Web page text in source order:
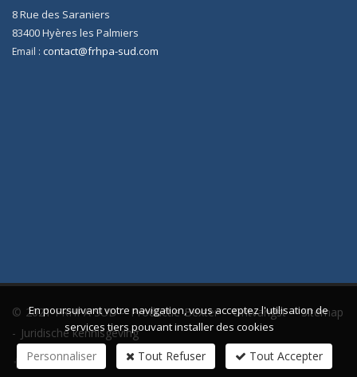
8 Rue des Saraniers
83400Hyères les Palmiers
Email : contact@frhpa-sud.com
© 2021 FRHPA SUD - Productie Bexter-Ontvangst-Sitemap
- Juridische kennisgeving
En poursuivant votre navigation, vous acceptez l'utilisation de
services tiers pouvant installer des cookies
Personnaliser Tout Refuser Tout Accepter